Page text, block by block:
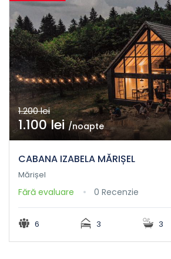
1.200 lei
1.100 lei/noapte
CABANA IZABELA MĂRIȘEL
Mărișel
Fără evaluare 0 Recenzie
6 3 3